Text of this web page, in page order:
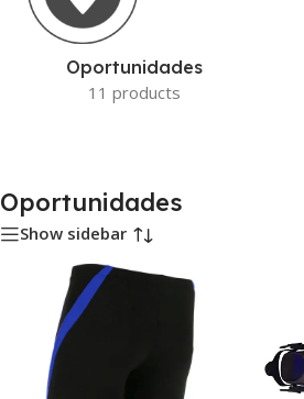
Oportunidades
11 products
Oportunidades
Show sidebar